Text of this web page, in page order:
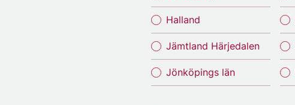
Halland
Jämtland Härjedalen
Jönköpings län